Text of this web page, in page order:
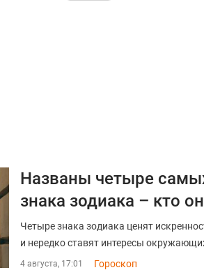
Названы четыре
знака зодиака – кто
Четыре знака зодиака ценят
и нередко ставят интересы
4 августа, 17:01 Гороскоп